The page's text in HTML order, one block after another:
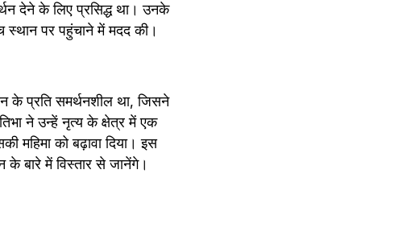
देने के लिए प्रसिद्ध था। उनके
स्थान पर पहुंचाने में मदद की।
के प्रति समर्थनशील था, जिसने
ने उन्हें नृत्य के क्षेत्र में एक
महिमा को बढ़ावा दिया। इस
बारे में विस्तार से जानेंगे।